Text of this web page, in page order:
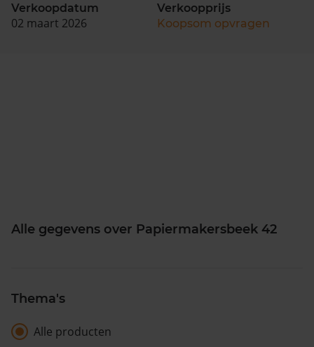
Verkoopdatum
02 maart 2026
Verkoopprijs
Koopsom opvragen
Alle gegevens over Papiermakersbeek 42
Thema's
Alle producten